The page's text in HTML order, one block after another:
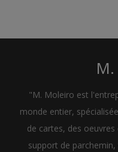
"M. Moleiro est
monde entier,
de cartes, des
support de parchemin,